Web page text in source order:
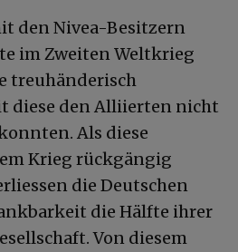
den Nivea-Besitzern
im Zweiten Weltkrieg
treuhänderisch
diese den Alliierten nicht
Als diese
Krieg rückgängig
die Deutschen
die Hälfte ihrer
Von diesem